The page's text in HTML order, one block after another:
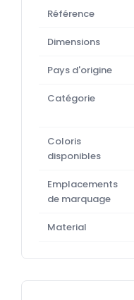
Référence
Dimensions
Pays d'origine
Catégorie
Coloris
disponibles
Emplacements
de marquage
Material